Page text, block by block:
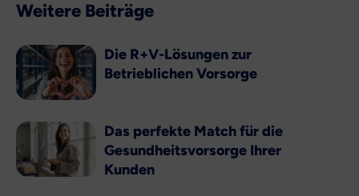
Weitere Beiträge
Die R+V-Lösungen zur
Betrieblichen Vorsorge
Das perfekte Match für die
Gesundheitsvorsorge Ihrer
Kunden